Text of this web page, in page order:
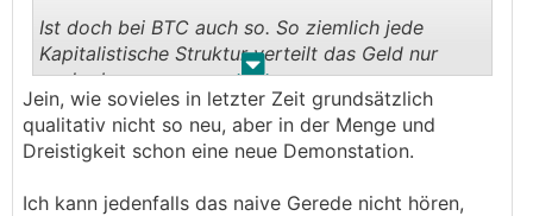
. .
Ist doch bei BTC auch so. So ziemlich jede
Kapitalistische Struktur verteilt das Geld nur
nach oben
Jein, wie sovieles in letzter Zeit grundsätzlich
qualitativ nicht so neu, aber in der Menge und
Dreistigkeit schon eine neue Demonstation.
Ich kann jedenfalls das naive Gerede nicht hören,